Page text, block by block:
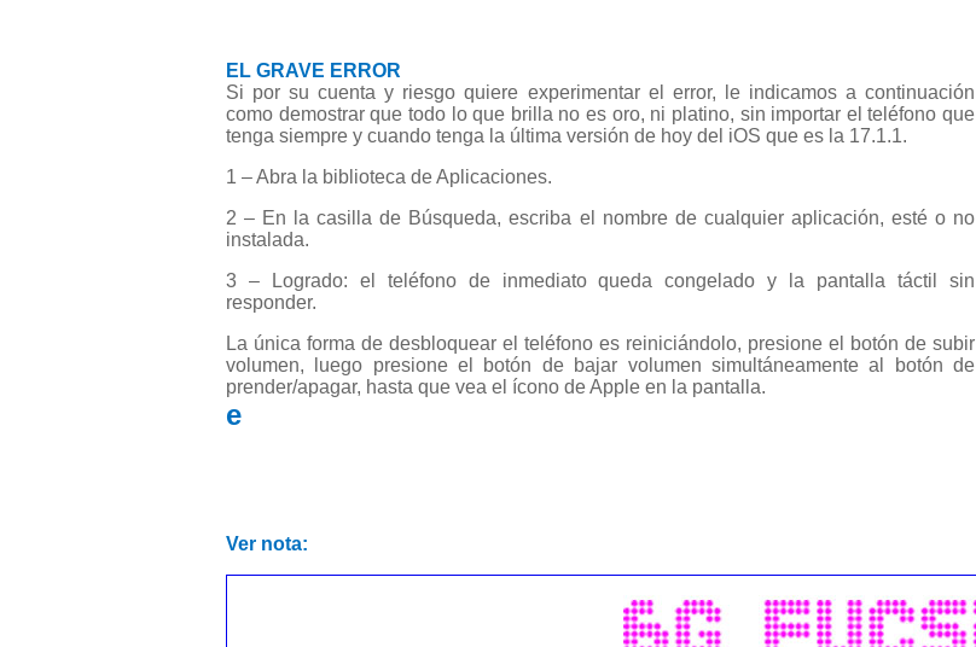
EL GRAVE ERROR
Si por su cuenta y riesgo quiere experimentar el error, le indicamos a continuación
como demostrar que todo lo que brilla no es oro, ni platino, sin importar el teléfono que
tenga siempre y cuando tenga la última versión de hoy del iOS que es la 17.1.1.
1 – Abra la biblioteca de Aplicaciones.
2 – En la casilla de Búsqueda, escriba el nombre de cualquier aplicación, esté o no
instalada.
3 – Logrado: el teléfono de inmediato queda congelado y la pantalla táctil sin
responder.
La única forma de desbloquear el teléfono es reiniciándolo, presione el botón de subir
volumen, luego presione el botón de bajar volumen simultáneamente al botón de
prender/apagar, hasta que vea el ícono de Apple en la pantalla.
e
Ver nota: